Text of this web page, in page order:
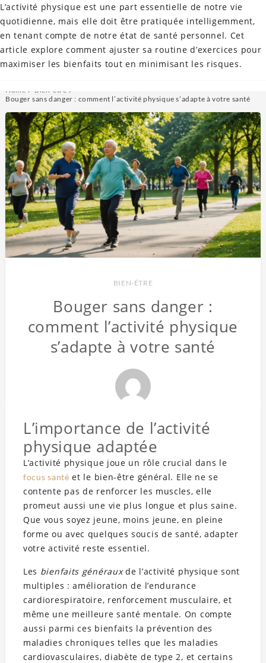
bettybonifassi
Nous sommes avec
l'actualité.
Home
Bien-être
Bouger sans danger : comment l’activité physique s’adapte à votre santé
BIEN-ÊTRE
Bouger sans danger :
comment l’activité physique
s’adapte à votre santé
L’activité physique est une part essentielle de notre vie
quotidienne, mais elle doit être pratiquée intelligemment,
en tenant compte de notre état de santé personnel. Cet
article explore comment ajuster sa routine d’exercices pour
maximiser les bienfaits tout en minimisant les risques.
L’importance de l’activité
physique adaptée
L’activité physique joue un rôle crucial dans le
focus santé et le bien-être général. Elle ne se
contente pas de renforcer les muscles, elle
promeut aussi une vie plus longue et plus saine.
Que vous soyez jeune, moins jeune, en pleine
forme ou avec quelques soucis de santé, adapter
votre activité reste essentiel.
Les bienfaits générauxde l’activité physique sont
multiples : amélioration de l’endurance
cardiorespiratoire, renforcement musculaire, et
même une meilleure santé mentale. On compte
aussi parmi ces bienfaits la prévention des
maladies chroniques telles que les maladies
cardiovasculaires, diabète de type 2, et certains